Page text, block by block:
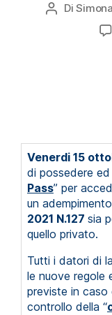
Di
Venerdi 15
di possedere ed
Pass” per
un
2021 N.127 sia
quello privato.
Tutti i datori di
le nuove regole
previste in
controllo della “